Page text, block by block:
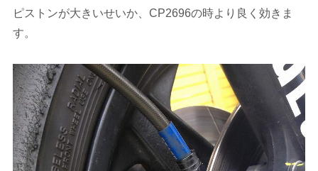
ピストンが大きいせいか、CP2696の時より良く効きま
す。